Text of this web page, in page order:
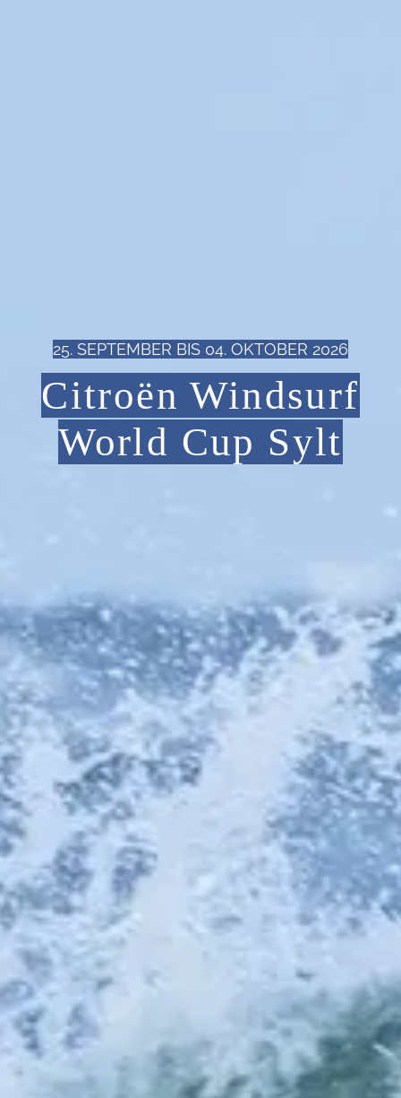
25. SEPTEMBER BIS 04. OKTOBER 2026
Citroën Windsurf
World Cup Sylt